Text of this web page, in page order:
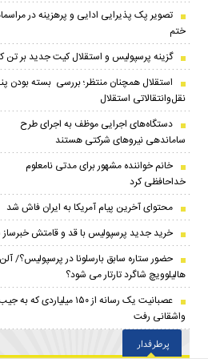
تصویر پک پذیرایی ادایی و پرهزینه در
ختم
گزینه پرسپولیس و استقلال کیت جدید بر تن
استقلال همچنان منتظر؛ بررسی بسته بودن
نقل‌وانتقالاتی استقلال
دستگاه‌های اجرایی موظف به اجرای طرح
ساماندهی نیروهای شرکتی هستند
خانم خواننده مشهور برای مدتی نامعلوم
خداحافظی کرد
محتوای آخرین پیام آمریکا به ایران فاش شد
خرید جدید پرسپولیس با قد و قامتش
حضور ستاره سابق بارسلونا در پرسپولیس؟/ آلن
هالیلوویچ شاگرد تارتار می شود؟
عصبانیت یک رسانه از ۱۵۰ میلیاردی که به
واشقانی رفت
پرطرفدار